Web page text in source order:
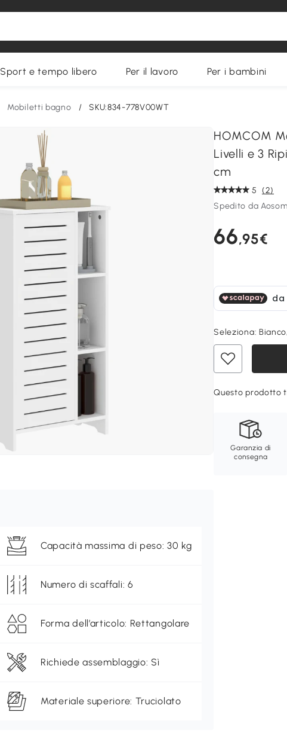
Sport e tempo libero Per il lavoro Per i bambini
Mobiletti bagno / SKU:834-778V00WT
HOMCOM
Livelli e 3
cm
5 (2)
Spedito da
66,95€
Seleziona:
Questo prodotto
Garanzia di
consegna
Capacità massima di peso: 30 kg
Numero di scaffali: 6
Forma dell’articolo: Rettangolare
Richiede assemblaggio: Sì
Materiale superiore: Truciolato